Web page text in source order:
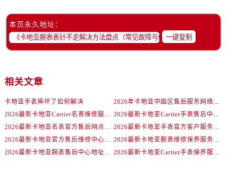
本页永久地址：
一键复制
相关文章
卡地亚手表摔坏了如何解决